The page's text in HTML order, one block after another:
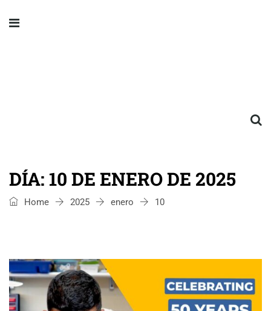
DÍA: 10 DE ENERO DE 2025
Home 2025 enero 10